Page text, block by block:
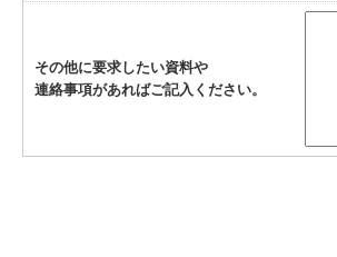
その他に要求したい資料や
連絡事項があればご記入ください。